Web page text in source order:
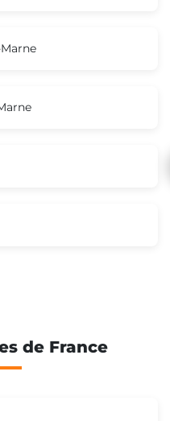
de France